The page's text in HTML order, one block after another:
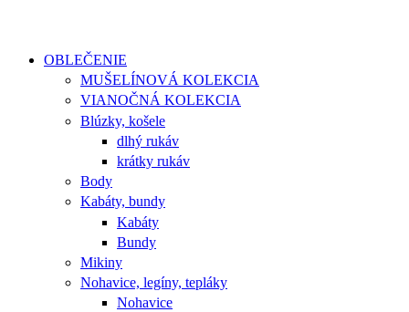
OBLEČENIE
MUŠELÍNOVÁ KOLEKCIA
VIANOČNÁ KOLEKCIA
Blúzky, košele
dlhý rukáv
krátky rukáv
Body
Kabáty, bundy
Kabáty
Bundy
Mikiny
Nohavice, legíny, tepláky
Nohavice